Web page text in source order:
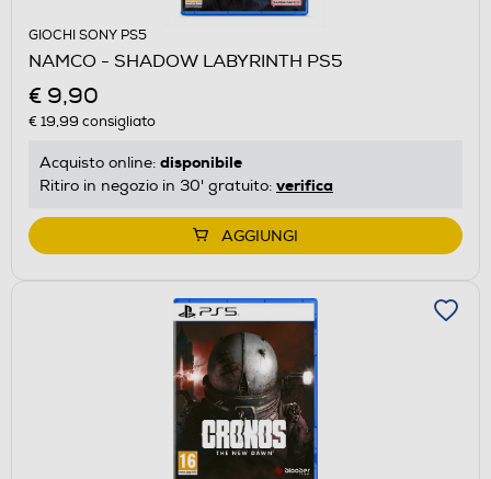
GIOCHI SONY PS5
NAMCO - SHADOW LABYRINTH PS5
€ 9,90
€ 19,99 consigliato
Acquisto online: disponibile
Ritiro in negozio in 30' gratuito: verifica
AGGIUNGI